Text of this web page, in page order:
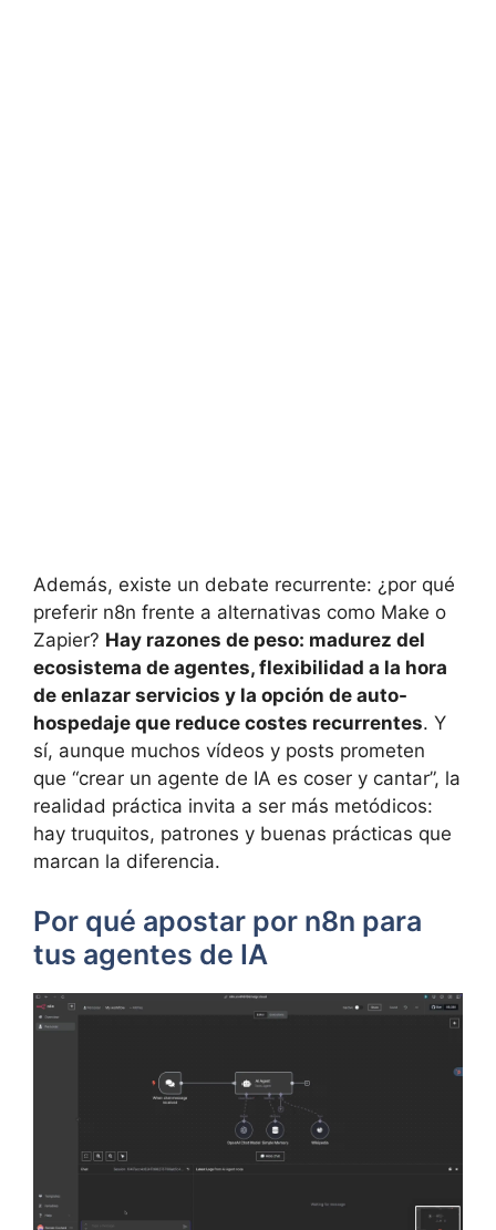
Además, existe un debate recurrente: ¿por qué
preferir n8n frente a alternativas como Make o
Zapier? Hay razones de peso: madurez del
ecosistema de agentes, flexibilidad a la hora
de enlazar servicios y la opción de auto-
hospedaje que reduce costes recurrentes. Y
sí, aunque muchos vídeos y posts prometen
que “crear un agente de IA es coser y cantar”, la
realidad práctica invita a ser más metódicos:
hay truquitos, patrones y buenas prácticas que
marcan la diferencia.
Por qué apostar por n8n para
tus agentes de IA